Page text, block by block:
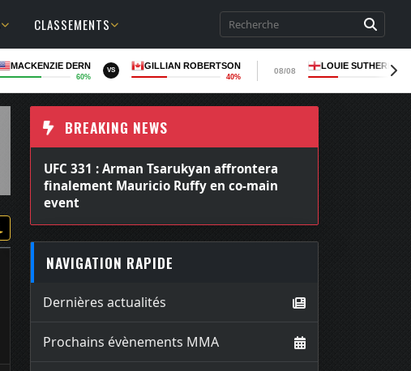
CLASSEMENTS
MACKENZIE DERN
60%
VS GILLIAN ROBERTSON
40%
08/08
LOUIE
BREAKING NEWS
UFC 331 : Arman Tsarukyan affrontera
finalement Mauricio Ruffy en co-main
event
NAVIGATION RAPIDE
Dernières actualités
Prochains évènements MMA